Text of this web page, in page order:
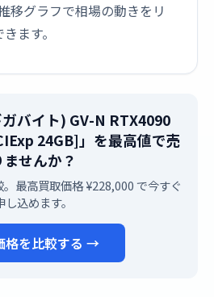
移グラフで相場の動きをリ
ます。
ガバイト) GV-N RTX4090
24GB]」を最高値で売
ませんか？
最高買取価格 ¥228,000 で今すぐ
し込めます。
格を比較する →